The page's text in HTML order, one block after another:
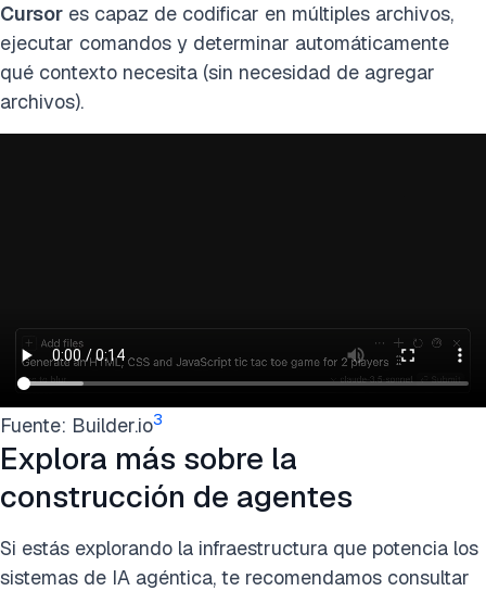
Cursor es capaz de codificar en múltiples archivos,
ejecutar comandos y determinar automáticamente
qué contexto necesita (sin necesidad de agregar
archivos).
Fuente: Builder.io3
Explora más sobre la
construcción de agentes
Si estás explorando la infraestructura que potencia los
sistemas de IA agéntica, te recomendamos consultar